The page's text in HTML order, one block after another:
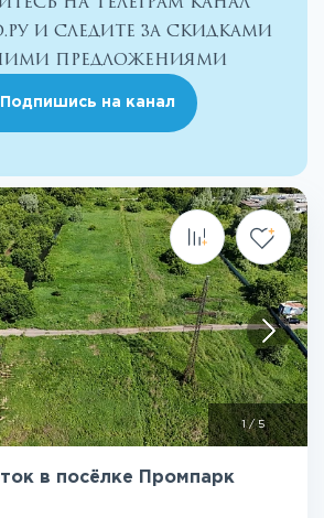
и следите за скидками
предложениями
Подпишись на канал
1 /5
в посёлке Промпарк